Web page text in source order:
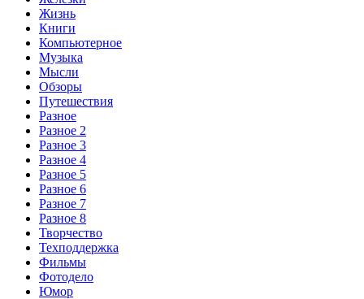
Жизнь
Книги
Компьютерное
Музыка
Мысли
Обзоры
Путешествия
Разное
Разное 2
Разное 3
Разное 4
Разное 5
Разное 6
Разное 7
Разное 8
Творчество
Техподдержка
Фильмы
Фотодело
Юмор